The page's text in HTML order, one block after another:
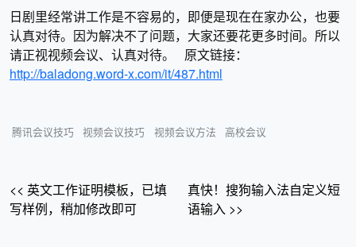
日剧里经常讲工作是不容易的，即便是现在在家办公，也要
认真对待。因为解决不了问题，大家还要花更多时间。所以
请正视视频会议、认真对待。 原文链接：
http://baladong.word-x.com/it/487.html
腾讯会议技巧 视频会议技巧 视频会议方法 高校会议
<< 英文工作证明模板，已填
写样例，稍加修改即可
真快！搜狗输入法自定义短
语输入 >>